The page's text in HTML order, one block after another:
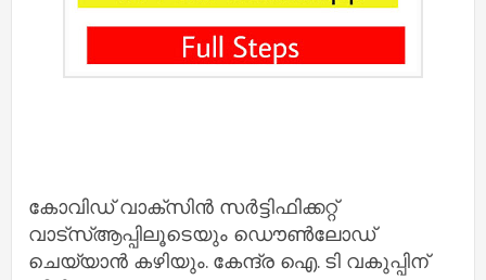
കോവിഡ് വാക്‌സിൻ സർട്ടിഫിക്കറ്റ്
വാട്സ്ആപ്പിലൂടെയും ഡൌൺലോഡ്
ചെയ്യാൻ കഴിയും. കേന്ദ്ര ഐ. ടി വകുപ്പിന്